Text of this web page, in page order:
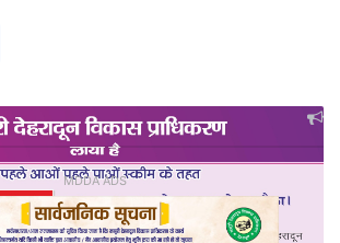
MDDA ADS